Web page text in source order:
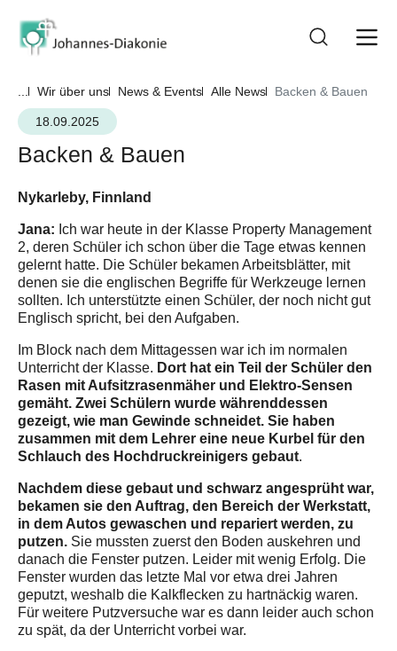
... Wir über uns News & Events Alle News
Backen & Bauen
18.09.2025
Backen & Bauen
Nykarleby, Finnland
Jana: Ich war heute in der Klasse Property Management
2, deren Schüler ich schon über die Tage etwas kennen
gelernt hatte. Die Schüler bekamen Arbeitsblätter, mit
denen sie die englischen Begriffe für Werkzeuge lernen
sollten. Ich unterstützte einen Schüler, der noch nicht gut
Englisch spricht, bei den Aufgaben.
Im Block nach dem Mittagessen war ich im normalen
Unterricht der Klasse. Dort hat ein Teil der Schüler den
Rasen mit Aufsitzrasenmäher und Elektro-Sensen
gemäht. Zwei Schülern wurde währenddessen
gezeigt, wie man Gewinde schneidet. Sie haben
zusammen mit dem Lehrer eine neue Kurbel für den
Schlauch des Hochdruckreinigers gebaut.
Nachdem diese gebaut und schwarz angesprüht war,
bekamen sie den Auftrag, den Bereich der Werkstatt,
in dem Autos gewaschen und repariert werden, zu
putzen. Sie mussten zuerst den Boden auskehren und
danach die Fenster putzen. Leider mit wenig Erfolg. Die
Fenster wurden das letzte Mal vor etwa drei Jahren
geputzt, weshalb die Kalkflecken zu hartnäckig waren.
Für weitere Putzversuche war es dann leider auch schon
zu spät, da der Unterricht vorbei war.